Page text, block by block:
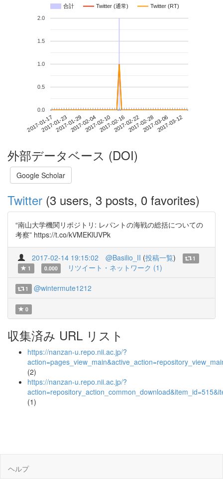
合計 Twitter (通常) Twitter (RT)
2017-01-172017-01-232017-01-292017-02-042017-02-102017-02-162017-02-222017-02-282017-03-062017-03-12
0.0
0.5
1.0
1.5
2.0
外部データベース (DOI)
Google Scholar
Twitter (3 users, 3 posts, 0 favorites)
“南山大学機関リポジトリ: レパントの海戦の総括についての
考察” https://t.co/kVMEKlUVPk
2017-02-14 19:15:02 @Basilio_II (投稿一覧)
1
1
0.000 リツイート・ネットワーク (1)
1 @wintermute1212
0
収集済み URL リスト
https://nanzan-u.repo.nii.ac.jp/?
(2)
https://nanzan-u.repo.nii.ac.jp/?
(1)
ヘルプ